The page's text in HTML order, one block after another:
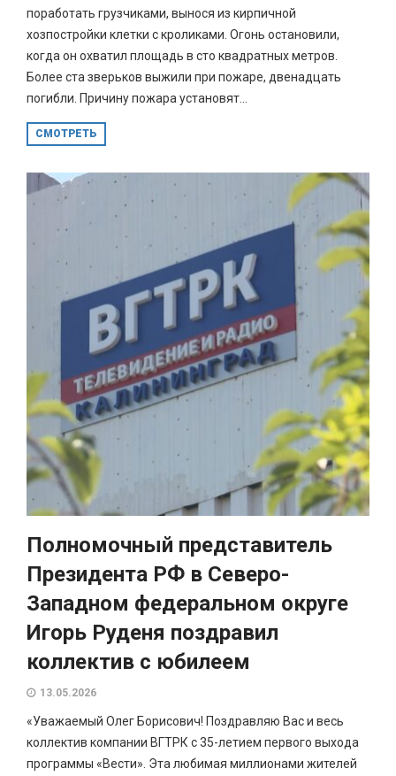
поработать грузчиками, вынося из кирпичной
хозпостройки клетки с кроликами. Огонь остановили,
когда он охватил площадь в сто квадратных метров.
Более ста зверьков выжили при пожаре, двенадцать
погибли. Причину пожара установят...
СМОТРЕТЬ
Полномочный представитель
Президента РФ в Северо-
Западном федеральном округе
Игорь Руденя поздравил
коллектив с юбилеем
13.05.2026
«Уважаемый Олег Борисович! Поздравляю Вас и весь
коллектив компании ВГТРК с 35-летием первого выхода
программы «Вести». Эта любимая миллионами жителей